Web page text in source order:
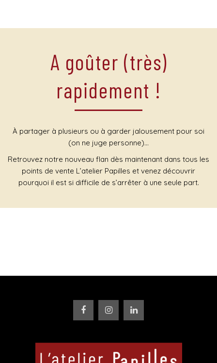
A goûter (très)
rapidement !
À partager à plusieurs ou à garder jalousement pour soi
(on ne juge personne)…
Retrouvez notre nouveau flan dès maintenant dans tous les
points de vente L’atelier Papilles et venez découvrir
pourquoi il est si difficile de s’arrêter à une seule part.